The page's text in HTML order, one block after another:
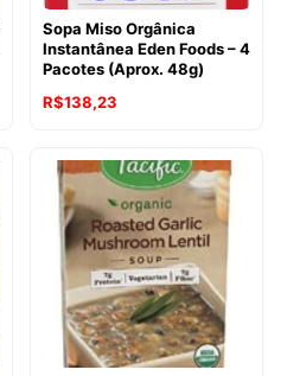
Sopa Miso Orgânica
Instantânea Eden Foods – 4
Pacotes (Aprox. 48g)
O
original
era:
R$167,32.
R$138,23
atual
é:
R$138,23.